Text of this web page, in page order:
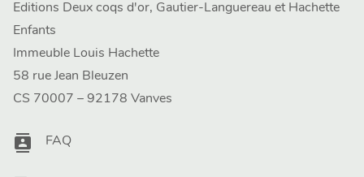
Editions Deux coqs d'or, Gautier-Languereau et Hachette
Enfants
Immeuble Louis Hachette
58 rue Jean Bleuzen
CS 70007 – 92178 Vanves
contacts FAQ